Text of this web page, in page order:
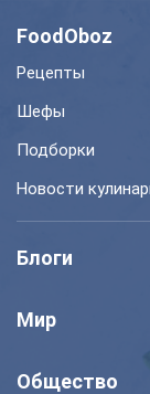
FoodOboz
Рецепты
Шефы
Подборки
Новости
Блоги
Мир
Общество